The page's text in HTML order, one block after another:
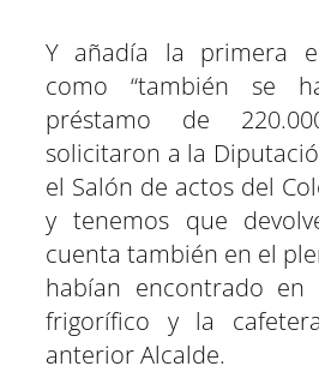
Y añadía la primera
como “también se
préstamo de
solicitaron a la
el Salón de actos del
y tenemos que
cuenta también en el
habían encontrado en
frigorífico y la
anterior Alcalde.